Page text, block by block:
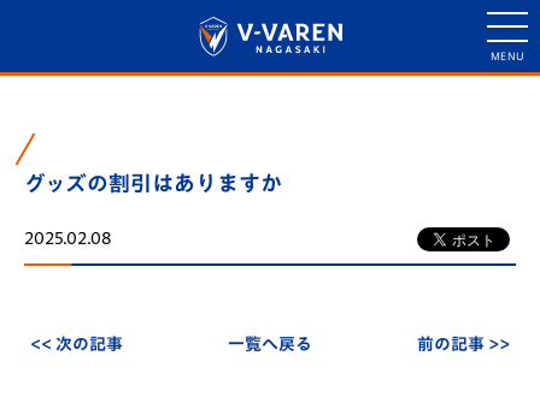
グッズの割引はありますか
2025.02.08
<< 次の記事 一覧へ戻る 前の記事 >>